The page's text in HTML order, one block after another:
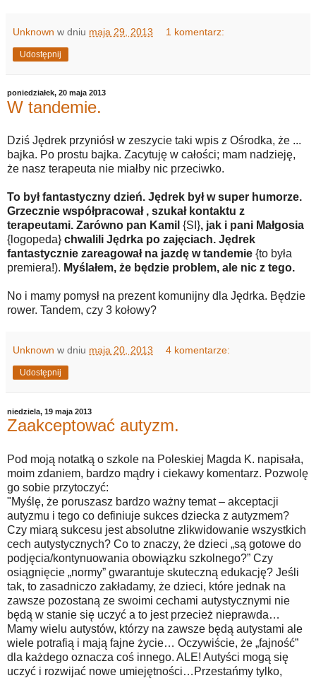
Unknown w dniu maja 29, 2013 1 komentarz:
Udostępnij
poniedziałek, 20 maja 2013
W tandemie.
Dziś Jędrek przyniósł w zeszycie taki wpis z Ośrodka, że ...
bajka. Po prostu bajka. Zacytuję w całości; mam nadzieję,
że nasz terapeuta nie miałby nic przeciwko.
To był fantastyczny dzień. Jędrek był w super humorze.
Grzecznie współpracował , szukał kontaktu z
terapeutami. Zarówno pan Kamil {SI}, jak i pani Małgosia
{logopeda} chwalili Jędrka po zajęciach. Jędrek
fantastycznie zareagował na jazdę w tandemie {to była
premiera!). Myślałem, że będzie problem, ale nic z tego.
No i mamy pomysł na prezent komunijny dla Jędrka. Będzie
rower. Tandem, czy 3 kołowy?
Unknown w dniu maja 20, 2013 4 komentarze:
Udostępnij
niedziela, 19 maja 2013
Zaakceptować autyzm.
Pod moją notatką o szkole na Poleskiej Magda K. napisała,
moim zdaniem, bardzo mądry i ciekawy komentarz. Pozwolę
go sobie przytoczyć:
"Myślę, że poruszasz bardzo ważny temat – akceptacji
autyzmu i tego co definiuje sukces dziecka z autyzmem?
Czy miarą sukcesu jest absolutne zlikwidowanie wszystkich
cech autystycznych? Co to znaczy, że dzieci „są gotowe do
podjęcia/kontynuowania obowiązku szkolnego?” Czy
osiągnięcie „normy” gwarantuje skuteczną edukację? Jeśli
tak, to zasadniczo zakładamy, że dzieci, które jednak na
zawsze pozostaną ze swoimi cechami autystycznymi nie
będą w stanie się uczyć a to jest przecież nieprawda…
Mamy wielu autystów, którzy na zawsze będą autystami ale
wiele potrafią i mają fajne życie… Oczywiście, że „fajność”
dla każdego oznacza coś innego. ALE! Autyści mogą się
uczyć i rozwijać nowe umiejętności…Przestańmy tylko,